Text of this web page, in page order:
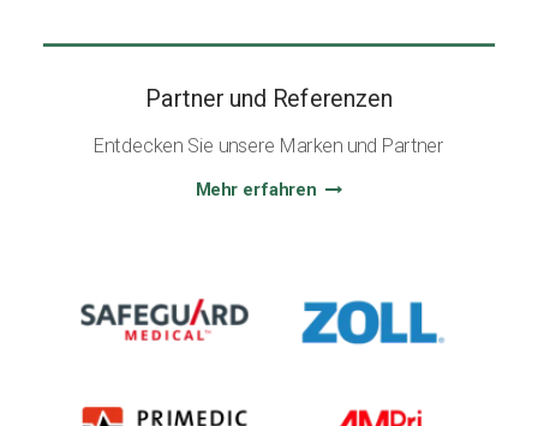
Partner und Referenzen
Entdecken Sie unsere Marken und Partner
Mehr erfahren